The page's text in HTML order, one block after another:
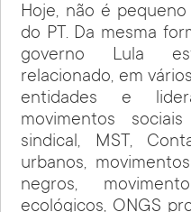
Hoje, não é
do PT. Da mesma
governo Lula
relacionado, em
entidades e
movimentos
sindical, MST,
urbanos,
negros,
ecológicos, ONGS